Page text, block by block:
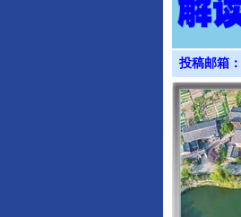
投稿邮箱：